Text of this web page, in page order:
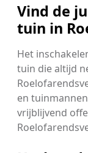
Vind de
tuin in
Het
tuin die altijd
en
vrijblijvend